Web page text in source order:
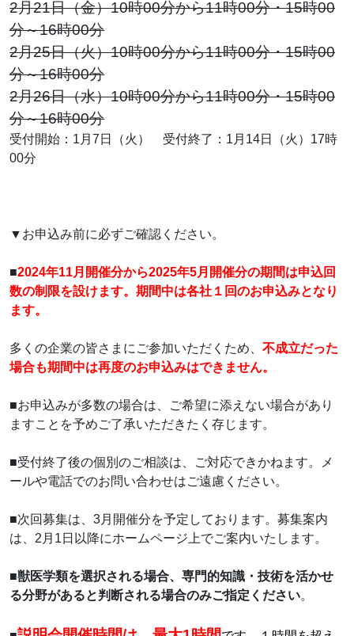
2月21日（金）10時00分から11時00分・15時00
分～16時00分
2月25日（火）10時00分から11時00分・15時00
分～16時00分
2月26日（水）10時00分から11時00分・15時00
分～16時00分
受付開始：1月7日（火） 受付終了：1月14日（火）17時
00分
▼お申込み前に必ずご確認ください。
■2024年11月開催分から2025年5月開催分の期間は申込回
数の制限を設けます。期間中は各社１回のお申込みとなり
ます。
多くの企業の皆さまにご参加いただくため、 不成立だった
場合も期間中は再度のお申込みはできません。
■お申込みが多数の場合は、ご希望に添えない場合があり
ますことを予めご了承いただきたく存じます。
■受付終了後の個別のご相談は、ご対応できかねます。メ
ールや電話でのお問い合わせはご遠慮ください。
■次回募集は、3月開催分を予定しております。募集案内
は、2月1日以降にホームページ上でご案内いたします。
■獣医学類を選択される場合、専門的知識・技術を活かせ
る分野があると判断される場合のみご指定ください。